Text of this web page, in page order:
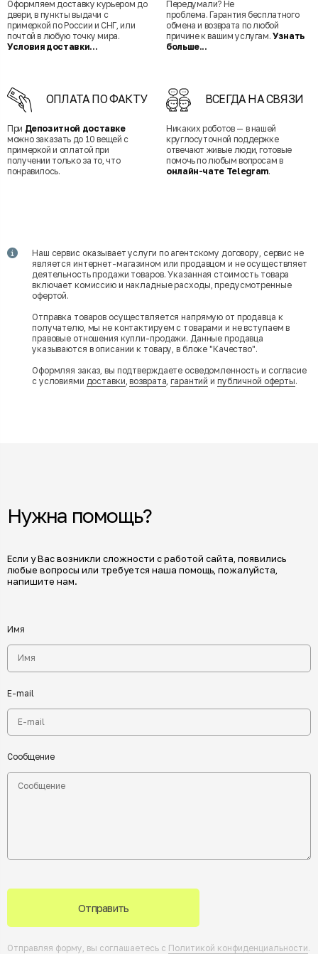
Оформляем доставку курьером до
двери, в пункты выдачи с
примеркой по России и СНГ, или
почтой в любую точку мира.
Условия доставки...
Передумали? Не
проблема. Гарантия бесплатного
обмена и возврата по любой
причине к вашим услугам. Узнать
больше...
ОПЛАТА ПО ФАКТУ
При Депозитной доставке
можно заказать до 10 вещей с
примеркой и оплатой при
получении только за то, что
понравилось.
ВСЕГДА НА СВЯЗИ
Никаких роботов — в нашей
круглосуточной поддержке
отвечают живые люди, готовые
помочь по любым вопросам в
онлайн-чате Telegram.
Наш сервис оказывает услуги по агентскому договору, сервис не
является интернет-магазином или продавцом и не осуществляет
деятельность продажи товаров. Указанная стоимость товара
включает комиссию и накладные расходы, предусмотренные
офертой.
Отправка товаров осуществляется напрямую от продавца к
получателю, мы не контактируем с товарами и не вступаем в
правовые отношения купли-продажи. Данные продавца
указываются в описании к товару, в блоке "Качество".
Оформляя заказ, вы подтверждаете осведомленность и согласие
с условиями доставки ,возврата ,гарантий и публичной оферты.
Нужна помощь?
Если у Вас возникли сложности с работой сайта, появились
любые вопросы или требуется наша помощь, пожалуйста,
напишите нам.
Имя
E-mail
Сообщение
Отправить
Отправляя форму, вы соглашаетесь с Политикой конфиденциальности.